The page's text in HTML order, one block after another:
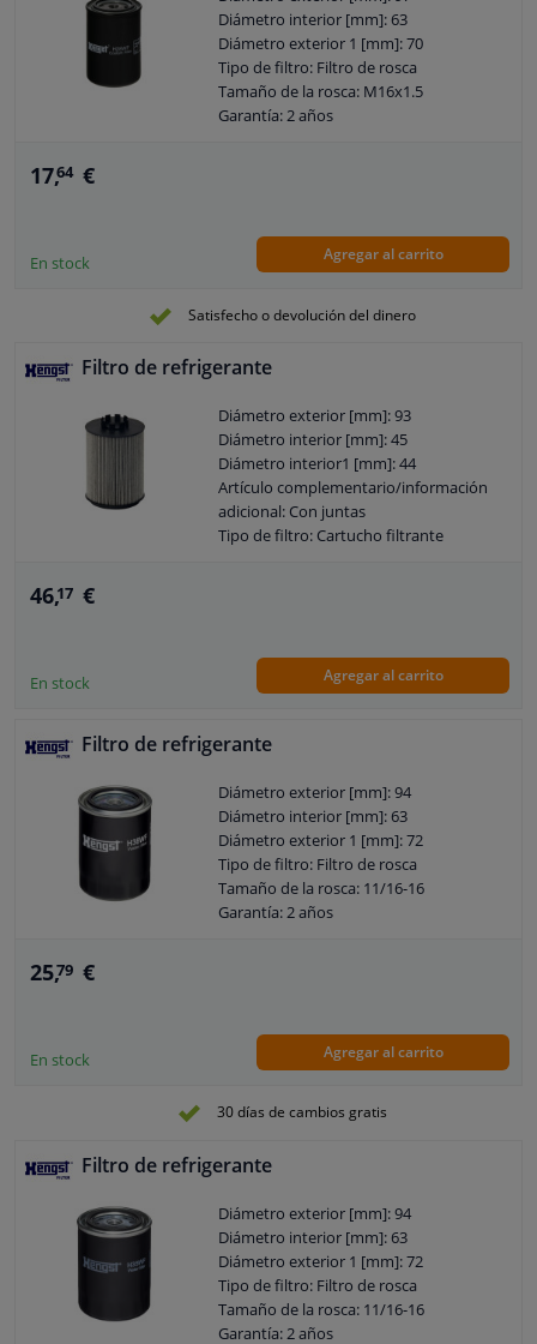
Diámetro interior [mm]: 63
Diámetro exterior 1 [mm]: 70
Tipo de filtro: Filtro de rosca
Tamaño de la rosca: M16x1.5
Garantía: 2 años
17,64 €
En stock Agregar al carrito
Satisfecho o devolución del dinero
Filtro de refrigerante
Diámetro exterior [mm]: 93
Diámetro interior [mm]: 45
Diámetro interior1 [mm]: 44
Artículo complementario/información
adicional: Con juntas
Tipo de filtro: Cartucho filtrante
46,17 €
En stock Agregar al carrito
Filtro de refrigerante
Diámetro exterior [mm]: 94
Diámetro interior [mm]: 63
Diámetro exterior 1 [mm]: 72
Tipo de filtro: Filtro de rosca
Tamaño de la rosca: 11/16-16
Garantía: 2 años
25,79 €
En stock Agregar al carrito
30 días de cambios gratis
Filtro de refrigerante
Diámetro exterior [mm]: 94
Diámetro interior [mm]: 63
Diámetro exterior 1 [mm]: 72
Tipo de filtro: Filtro de rosca
Tamaño de la rosca: 11/16-16
Garantía: 2 años